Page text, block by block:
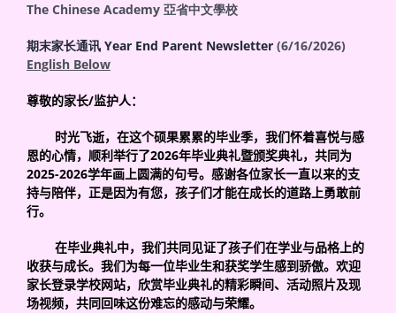
The Chinese Academy 亞省中文學校
期末家长通讯 Year End Parent Newsletter (6/16/2026)
English Below
尊敬的家长/监护人：
时光飞逝，在这个硕果累累的毕业季，我们怀着喜悦与感
恩的心情，顺利举行了2026年毕业典礼暨颁奖典礼，共同为
2025-2026学年画上圆满的句号。感谢各位家长一直以来的支
持与陪伴，正是因为有您，孩子们才能在成长的道路上勇敢前
行。
在毕业典礼中，我们共同见证了孩子们在学业与品格上的
收获与成长。我们为每一位毕业生和获奖学生感到骄傲。欢迎
家长登录学校网站，欣赏毕业典礼的精彩瞬间、活动照片及现
场视频，共同回味这份难忘的感动与荣耀。